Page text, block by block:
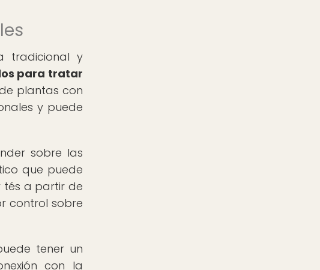
tradicional y
para tratar
plantas con
y puede
sobre las
que puede
tés a partir de
control sobre
tener un
con la